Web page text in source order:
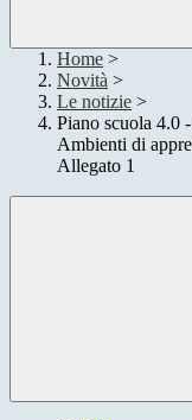
Home >
Novità >
Le notizie >
Piano scuola 4.0
Ambienti di
Allegato 1